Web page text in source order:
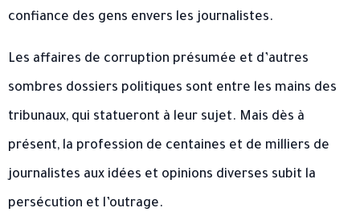
confiance des gens envers les journalistes.
Les affaires de corruption présumée et d’autres
sombres dossiers politiques sont entre les mains des
tribunaux, qui statueront à leur sujet. Mais dès à
présent, la profession de centaines et de milliers de
journalistes aux idées et opinions diverses subit la
persécution et l’outrage.